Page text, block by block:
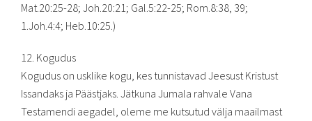
Mat.20:25-28; Joh.20:21; Gal.5:22-25; Rom.8:38, 39;
1.Joh.4:4; Heb.10:25.)
12. Kogudus
Kogudus on usklike kogu, kes tunnistavad Jeesust Kristust
Issandaks ja Päästjaks. Jätkuna Jumala rahvale Vana
Testamendi aegadel, oleme me kutsutud välja maailmast